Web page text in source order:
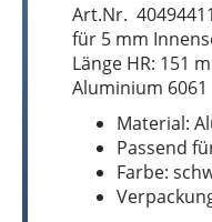
Art.Nr.
für 5 mm
Länge HR: 151
Aluminium
Material:
Passend
Farbe: